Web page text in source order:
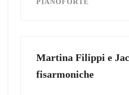
PIANOFORTE
Martina Filippi e
fisarmoniche